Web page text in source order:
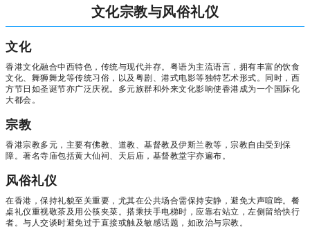
文化宗教与风俗礼仪
文化
香港文化融合中西特色，传统与现代并存。粤语为主流语言，拥有丰富的饮食
文化、舞狮舞龙等传统习俗，以及粤剧、港式电影等独特艺术形式。同时，西
方节日如圣诞节亦广泛庆祝。多元族群和外来文化影响使香港成为一个国际化
大都会。
宗教
香港宗教多元，主要有佛教、道教、基督教及伊斯兰教等，宗教自由受到保
障。著名寺庙包括黄大仙祠、天后庙，基督教堂宇亦遍布。
风俗礼仪
在香港，保持礼貌至关重要，尤其在公共场合需保持安静，避免大声喧哗。餐
桌礼仪重视敬茶及用公筷夹菜。搭乘扶手电梯时，应靠右站立，左侧留给快行
者。与人交谈时避免过于直接或触及敏感话题，如政治与宗教。